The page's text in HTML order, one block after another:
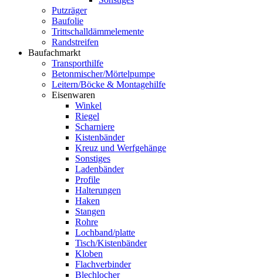
Putzräger
Baufolie
Trittschalldämmelemente
Randstreifen
Baufachmarkt
Transporthilfe
Betonmischer/Mörtelpumpe
Leitern/Böcke & Montagehilfe
Eisenwaren
Winkel
Riegel
Scharniere
Kistenbänder
Kreuz und Werfgehänge
Sonstiges
Ladenbänder
Profile
Halterungen
Haken
Stangen
Rohre
Lochband/platte
Tisch/Kistenbänder
Kloben
Flachverbinder
Blechlocher